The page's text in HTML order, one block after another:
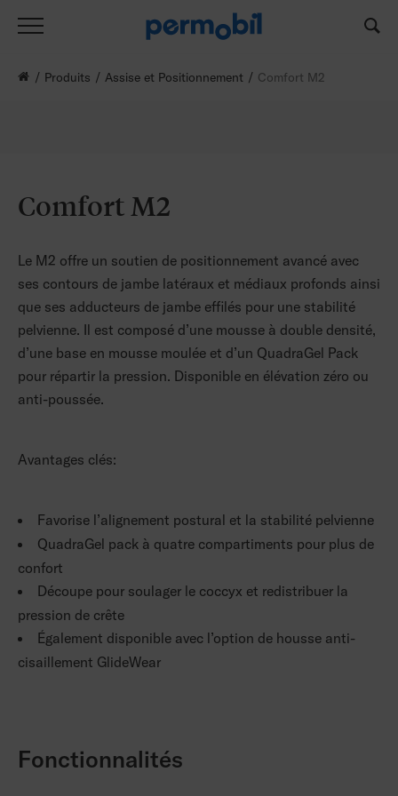
Produits Assise et Positionnement Comfort M2
Comfort M2
Le M2 offre un soutien de positionnement avancé avec
ses contours de jambe latéraux et médiaux profonds ainsi
que ses adducteurs de jambe effilés pour une stabilité
pelvienne. Il est composé d’une mousse à double densité,
d’une base en mousse moulée et d’un QuadraGel Pack
pour répartir la pression. Disponible en élévation zéro ou
anti-poussée.
Avantages clés:
Favorise l’alignement postural et la stabilité pelvienne
QuadraGel pack à quatre compartiments pour plus de
confort
Découpe pour soulager le coccyx et redistribuer la
pression de crête
Également disponible avec l’option de housse anti-
cisaillement GlideWear
Fonctionnalités